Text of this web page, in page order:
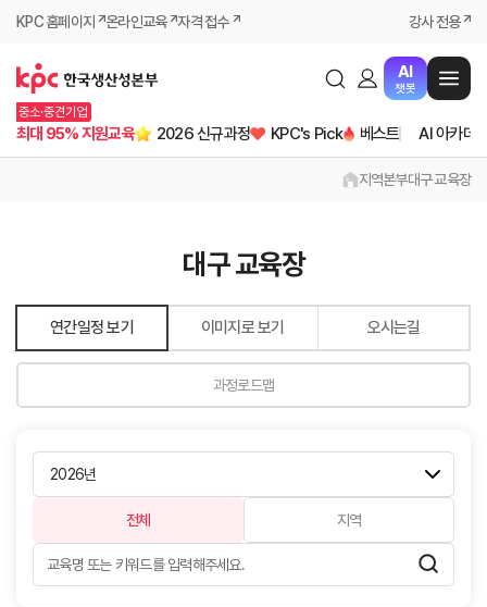
KPC 홈페이지 온라인교육 자격 접수 강사 전용
AI
챗봇
중소·중견기업
최대 95% 지원교육 2026 신규과정 KPC's Pick 베스트 AI 아카데
지역본부대구 교육장
대구 교육장
연간일정 보기 이미지로 보기 오시는길
과정로드맵
전체 지역